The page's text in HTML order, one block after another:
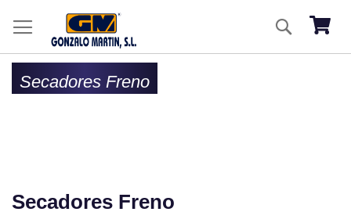
Mi
Buscar
Secadores Freno
Secadores Freno